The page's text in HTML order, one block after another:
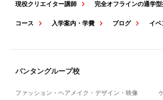
現役クリエイター講師 完全オフラインの通学
コース 入学案内・学費 ブログ イベ
バンタングループ校
ファッション・ヘアメイク・デザイン・映像